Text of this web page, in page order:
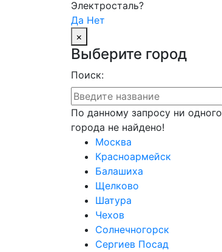
Электросталь?
Да Нет
×
Выберите город
Поиск:
По данному запросу ни одного
города не найдено!
Москва
Красноармейск
Балашиха
Щелково
Шатура
Чехов
Солнечногорск
Сергиев Посад